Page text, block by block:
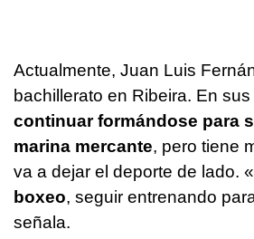
Actualmente, Juan Luis
bachillerato en Ribeira. En
continuar formándose para
marina mercante, pero tiene
va a dejar el deporte de lado. «
boxeo, seguir entrenando
señala.